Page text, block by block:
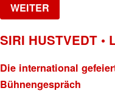
WEITER
SIRI HUSTVEDT •
Die international
Bühnengespräch